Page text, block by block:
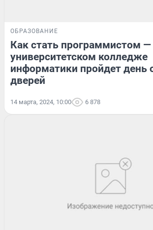
ОБРАЗОВАНИЕ
Как стать программистом —
университетском колледже
информатики пройдет день
дверей
14 марта, 2024, 10:00 6 878